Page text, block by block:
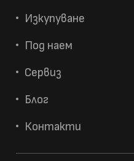
Изкупуване
Под наем
Сервиз
Блог
Контакти